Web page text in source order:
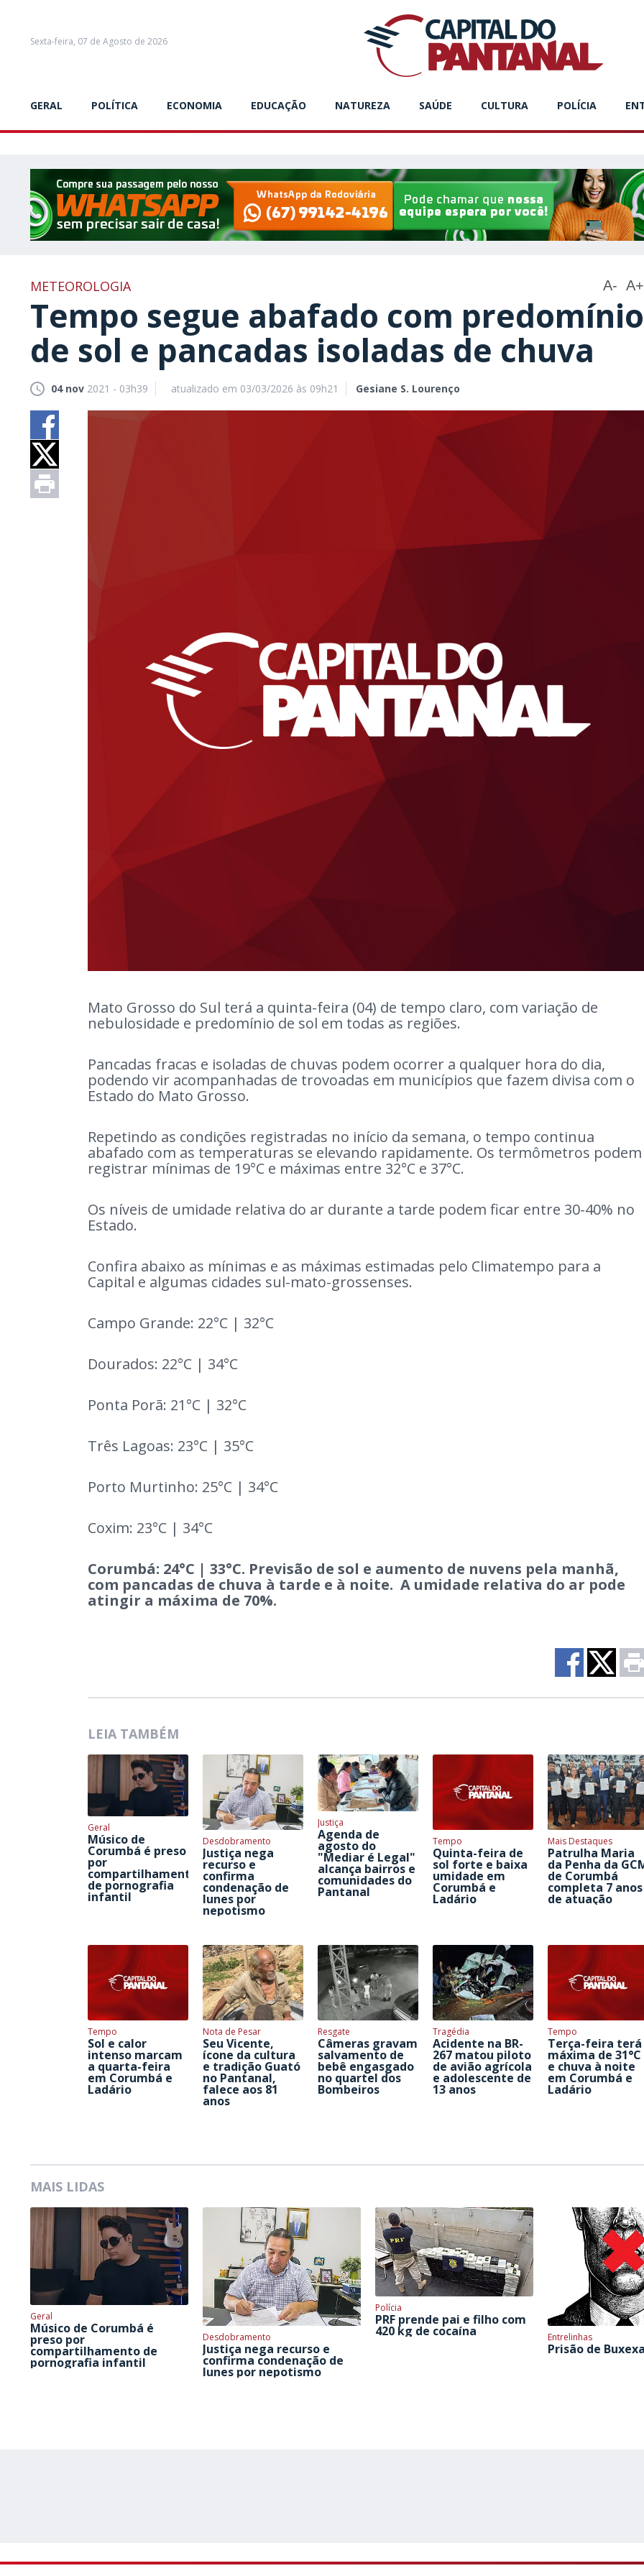
Sexta-feira, 07 de Agosto de 2026
GERAL POLÍTICA ECONOMIA EDUCAÇÃO NATUREZA SAÚDE CULTURA POLÍCIA
METEOROLOGIA A- A+
Tempo segue abafado com predomínio
de sol e pancadas isoladas de chuva
04 nov 2021 - 03h39 atualizado em 03/03/2026 às 09h21 Gesiane S. Lourenço
Mato Grosso do Sul terá a quinta-feira (04) de tempo claro, com variação de
nebulosidade e predomínio de sol em todas as regiões.
Pancadas fracas e isoladas de chuvas podem ocorrer a qualquer hora do dia,
podendo vir acompanhadas de trovoadas em municípios que fazem divisa com o
Estado do Mato Grosso.
Repetindo as condições registradas no início da semana, o tempo continua
abafado com as temperaturas se elevando rapidamente. Os termômetros podem
registrar mínimas de 19°C e máximas entre 32°C e 37°C.
Os níveis de umidade relativa do ar durante a tarde podem ficar entre 30-40% no
Estado.
Confira abaixo as mínimas e as máximas estimadas pelo Climatempo para a
Capital e algumas cidades sul-mato-grossenses.
Campo Grande: 22°C | 32°C
Dourados: 22°C | 34°C
Ponta Porã: 21°C | 32°C
Três Lagoas: 23°C | 35°C
Porto Murtinho: 25°C | 34°C
Coxim: 23°C | 34°C
Corumbá: 24°C | 33°C. Previsão de sol e aumento de nuvens pela manhã,
com pancadas de chuva à tarde e à noite. A umidade relativa do ar pode
atingir a máxima de 70%.
LEIA TAMBÉM
Geral
Músico de
Corumbá é preso
por
compartilhamento
de pornografia
infantil
Desdobramento
Justiça nega
recurso e
confirma
condenação de
Iunes por
nepotismo
Justiça
Agenda de
agosto do
"Mediar é Legal"
alcança bairros e
comunidades do
Pantanal
Tempo
Quinta-feira de
sol forte e baixa
umidade em
Corumbá e
Ladário
Mais Destaques
Patrulha Maria
da Penha da
de Corumbá
completa 7 anos
de atuação
Tempo
Sol e calor
intenso marcam
a quarta-feira
em Corumbá e
Ladário
Nota de Pesar
Seu Vicente,
ícone da cultura
e tradição Guató
no Pantanal,
falece aos 81
anos
Resgate
Câmeras gravam
salvamento de
bebê engasgado
no quartel dos
Bombeiros
Tragédia
Acidente na BR-
267 matou piloto
de avião agrícola
e adolescente de
13 anos
Tempo
Terça-feira terá
máxima de 31°C
e chuva à noite
em Corumbá e
Ladário
MAIS LIDAS
Geral
Músico de Corumbá é
preso por
compartilhamento de
pornografia infantil
Desdobramento
Justiça nega recurso e
confirma condenação de
Iunes por nepotismo
Polícia
PRF prende pai e filho com
420 kg de cocaína Entrelinhas
Prisão de